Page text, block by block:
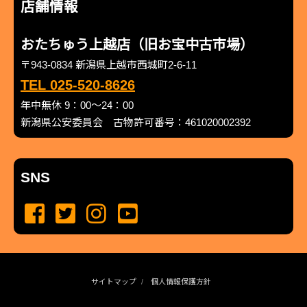
店舗情報
おたちゅう上越店（旧お宝中古市場）
〒943-0834 新潟県上越市西城町2-6-11
TEL 025-520-8626
年中無休 9：00～24：00
新潟県公安委員会 古物許可番号：461020002392
SNS
サイトマップ 個人情報保護方針